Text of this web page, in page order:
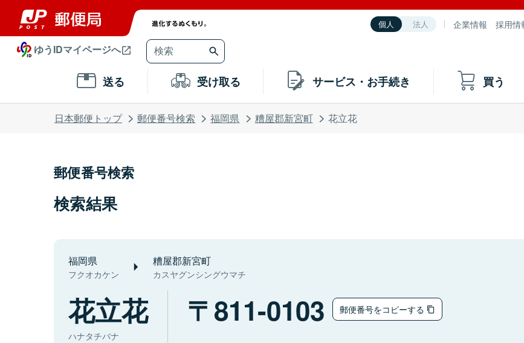
個人 法人 企業情報 採用情
ゆうIDマイページへ
送る 受け取る サービス・お手続き 買う
日本郵便トップ 郵便番号検索 福岡県 糟屋郡新宮町 花立花
郵便番号検索
検索結果
福岡県
フクオカケン
糟屋郡新宮町
カスヤグンシングウマチ
花立花
ハナタチバナ
811-0103 郵便番号をコピーする